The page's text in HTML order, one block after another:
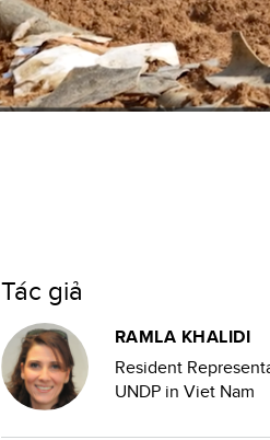
Tác giả
RAMLA KHALIDI
Resident
UNDP in Viet Nam